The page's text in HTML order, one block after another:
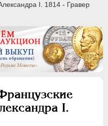
I. 1814 - Гравер
I.
1740